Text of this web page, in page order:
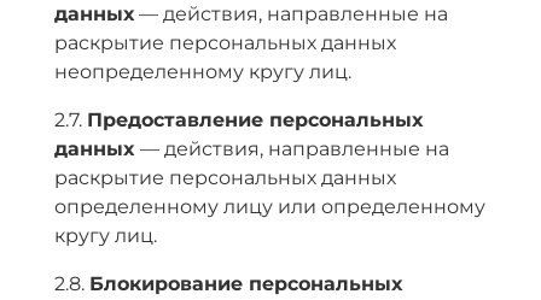
данных— действия, направленные на
раскрытие персональных данных
неопределенному кругу лиц.
2.7. Предоставление персональных
данных — действия, направленные на
раскрытие персональных данных
определенному лицу или определенному
кругу лиц.
2.8. Блокирование персональных